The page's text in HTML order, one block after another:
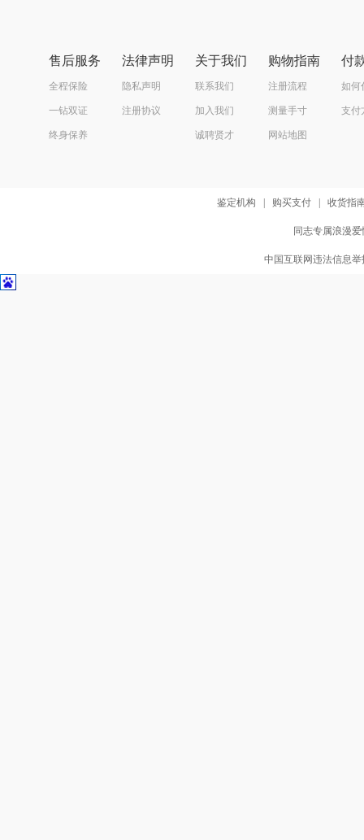
售后服务
全程保险
一钻双证
终身保养
法律声明
隐私声明
注册协议
关于我们
联系我们
加入我们
诚聘贤才
购物指南
注册流程
测量手寸
网站地图
付
如何
支付
鉴定机构 购买支付 收货指
同志专属浪漫
中国互联网违法信息